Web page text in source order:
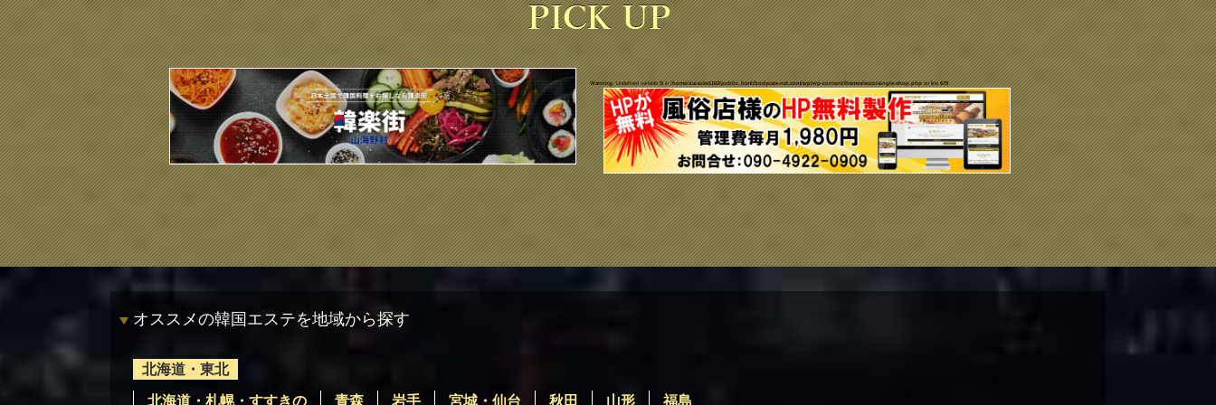
Warning: Undefined variable $i in/home/daisuke1102/public_html/bodycare-net.com/wp/wp-content/themes/ecco/single-shop.phpon line679
オススメの韓国エステを地域から探す
北海道・東北
北海道・札幌・すすきの 青森 岩手 宮城・仙台 秋田 山形 福島